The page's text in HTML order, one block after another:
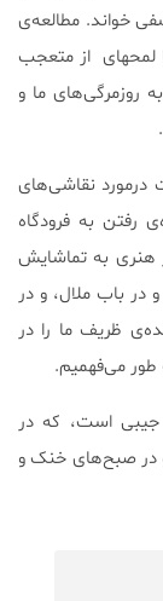
خواند. مطالعه‌ی
لمحهای از متعجب
روزمرگی‌های ما و
درمورد نقاشی‌های
رفتن به فرودگاه
هنری به تماشایش
باب ملال، و در
ظریف ما را در
طور می‌فهمیم.
است، که در
و در صبح‌های خنک و